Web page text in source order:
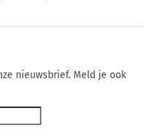
nieuwsbrief. Meld je ook